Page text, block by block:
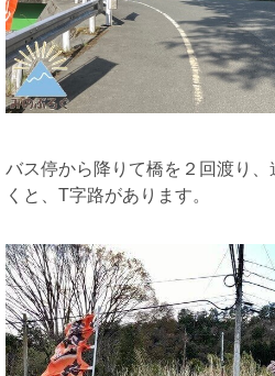
バス停から降りて橋を２回渡り
くと、T字路があります。